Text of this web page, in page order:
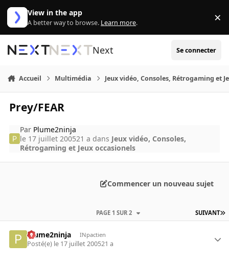
Aller au contenu
View in the app
A better way to browse. Learn more. ×
Next Se connecter
Accueil Multimédia Jeux vidéo, Consoles, Rétrogaming et
Prey/FEAR
Par Plume2ninja
le 17 juillet 200521 a dans Jeux vidéo, Consoles,
Rétrogaming et Jeux occasionels
Commencer un nouveau sujet
SUIVANT
PAGE 1 SUR 2
Plume2ninja INpactien
Posté(e) le 17 juillet 200521 a